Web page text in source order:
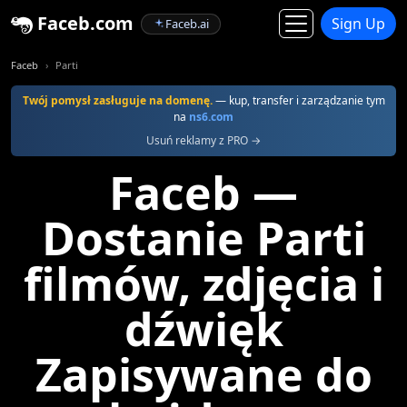
Faceb.com Faceb.ai Sign Up
Faceb Parti
Twój pomysł zasługuje na domenę.— kup, transfer i zarządzanie tym
na ns6.com
Usuń reklamy z PRO →
Faceb —
Dostanie Parti
filmów, zdjęcia i
dźwięk
Zapisywane do